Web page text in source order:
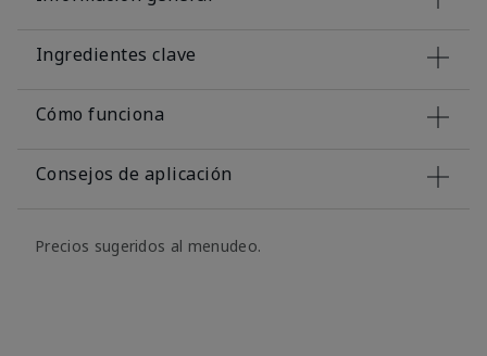
Ingredientes clave
Cómo funciona
Consejos de aplicación
Precios sugeridos al menudeo.